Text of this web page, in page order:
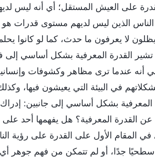
على العيش المستقل؛ أي أنه ليس
الذين ليس لديهم مستوى قدرات هو
لا يعرفون ما حدث، كما لو كانوا
القدرة المعرفية بشكل أساسي إلى
أنه عندما ترى مظاهر وكشوفات
في البيئة التي يعيشون فيها،
المعرفية بشكل أساسي إلى جانبين:
عن القدرة المعرفية؟ هل يفهمها أحد على
المقام الأول على القدرة على رؤية
جدًا، أو لم تتمكن من فهم جوهر أي